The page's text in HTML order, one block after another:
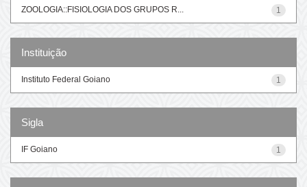
1
ZOOLOGIA::FISIOLOGIA DOS GRUPOS R...
Instituição
1
Instituto Federal Goiano
Sigla
1
IF Goiano